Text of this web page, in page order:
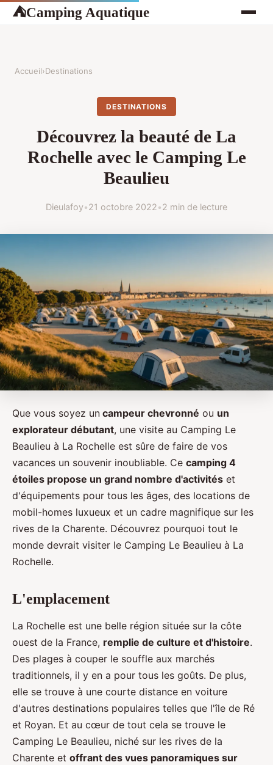
⛺Camping Aquatique
Accueil›Destinations
DESTINATIONS
Découvrez la beauté de La
Rochelle avec le Camping Le
Beaulieu
Dieulafoy•21 octobre 2022•2 min de lecture
Que vous soyez un campeur chevronné ou un
explorateur débutant, une visite au Camping Le
Beaulieu à La Rochelle est sûre de faire de vos
vacances un souvenir inoubliable. Ce camping 4
étoiles propose un grand nombre d'activités et
d'équipements pour tous les âges, des locations de
mobil-homes luxueux et un cadre magnifique sur les
rives de la Charente. Découvrez pourquoi tout le
monde devrait visiter le Camping Le Beaulieu à La
Rochelle.
L'emplacement
La Rochelle est une belle région située sur la côte
ouest de la France, remplie de culture et d'histoire.
Des plages à couper le souffle aux marchés
traditionnels, il y en a pour tous les goûts. De plus,
elle se trouve à une courte distance en voiture
d'autres destinations populaires telles que l'île de Ré
et Royan. Et au cœur de tout cela se trouve le
Camping Le Beaulieu, niché sur les rives de la
Charente et offrant des vues panoramiques sur